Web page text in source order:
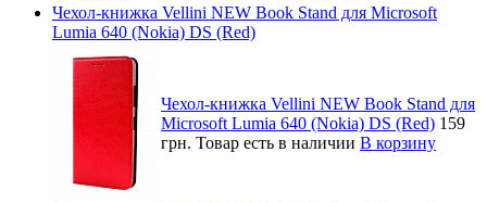
Чехол-книжка Vellini NEW Book Stand для Microsoft
Lumia 640 (Nokia) DS (Red)
Чехол-книжка Vellini NEW Book Stand для
Microsoft Lumia 640 (Nokia) DS (Red) 159
грн. Товар есть в наличии В корзину